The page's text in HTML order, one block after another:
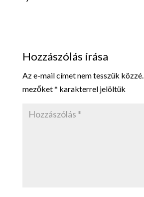
Hozzászólás írása
Az e-mail címet nem tesszük közzé.
mezőket* karakterrel jelöltük